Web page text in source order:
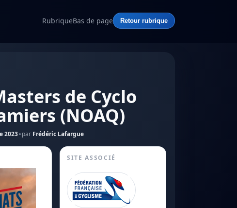
RubriqueBas de page Retour rubrique
de Cyclo
(NOAQ)
2023 par Frédéric Lafargue
SITE ASSOCIÉ